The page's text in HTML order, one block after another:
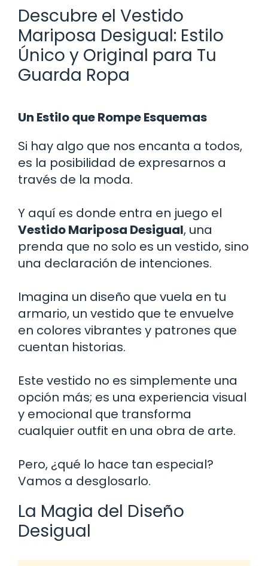
Descubre el Vestido
Mariposa Desigual: Estilo
Único y Original para Tu
Guarda Ropa
Un Estilo que Rompe Esquemas
Si hay algo que nos encanta a todos,
es la posibilidad de expresarnos a
través de la moda.
Y aquí es donde entra en juego el
Vestido Mariposa Desigual, una
prenda que no solo es un vestido, sino
una declaración de intenciones.
Imagina un diseño que vuela en tu
armario, un vestido que te envuelve
en colores vibrantes y patrones que
cuentan historias.
Este vestido no es simplemente una
opción más; es una experiencia visual
y emocional que transforma
cualquier outfit en una obra de arte.
Pero, ¿qué lo hace tan especial?
Vamos a desglosarlo.
La Magia del Diseño
Desigual